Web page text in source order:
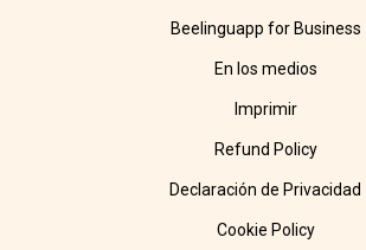
Beelinguapp for Business
En los medios
Imprimir
Refund Policy
Declaración de Privacidad
Cookie Policy